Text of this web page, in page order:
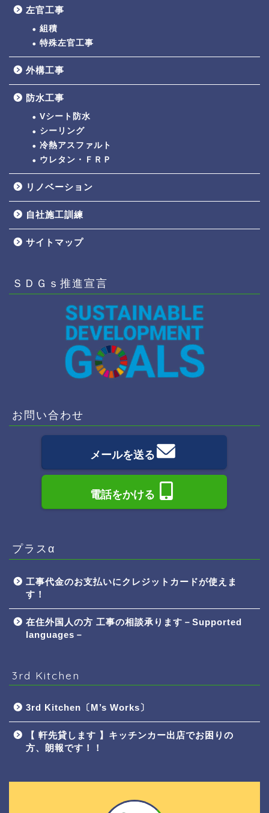
左官工事
組積
特殊左官工事
外構工事
防水工事
Vシート防水
シーリング
冷熱アスファルト
ウレタン・ＦＲＰ
リノベーション
自社施工訓練
サイトマップ
ＳＤＧｓ推進宣言
お問い合わせ
メールを送る
電話をかける
プラスα
工事代金のお支払いにクレジットカードが使えま
す！
在住外国人の方 工事の相談承ります－Supported
languages－
3rd Kitchen
3rd Kitchen〔M’s Works〕
【 軒先貸します 】キッチンカー出店でお困りの
方、朗報です！！